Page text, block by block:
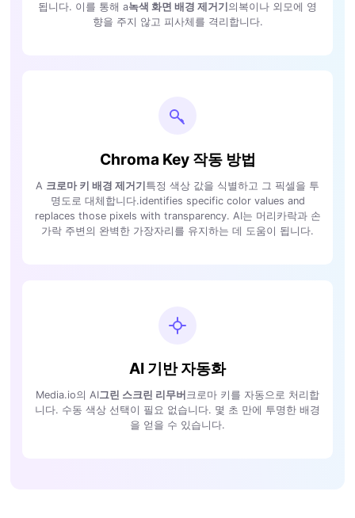
됩니다. 이를 통해 a녹색 화면 배경 제거기 의복이나 외모에 영
향을 주지 않고 피사체를 격리합니다.
Chroma Key 작동 방법
A 크로마 키 배경 제거기 특정 색상 값을 식별하고 그 픽셀을 투
명도로 대체합니다.identifies specific color values and
replaces those pixels with transparency. AI는 머리카락과 손
가락 주변의 완벽한 가장자리를 유지하는 데 도움이 됩니다.
AI 기반 자동화
Media.io의 AI그린 스크린 리무버 크로마 키를 자동으로 처리합
니다. 수동 색상 선택이 필요 없습니다. 몇 초 만에 투명한 배경
을 얻을 수 있습니다.